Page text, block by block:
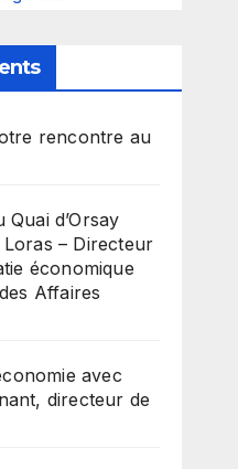
rencontre au
d’Orsay
– Directeur
économique
Affaires
avec
directeur de